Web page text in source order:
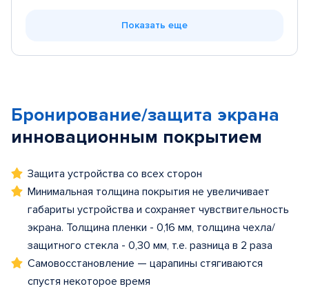
Показать еще
Бронирование/защита экрана
инновационным покрытием
Защита устройства со всех сторон
Минимальная толщина покрытия не увеличивает
габариты устройства и сохраняет чувствительность
экрана. Толщина пленки - 0,16 мм, толщина чехла/
защитного стекла - 0,30 мм, т.е. разница в 2 раза
Самовосстановление — царапины стягиваются
спустя некоторое время